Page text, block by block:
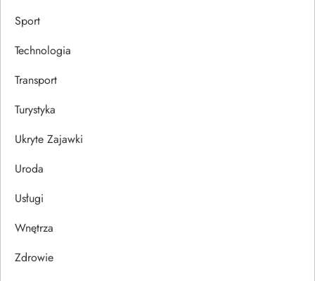
Sport
Technologia
Transport
Turystyka
Ukryte Zajawki
Uroda
Usługi
Wnętrza
Zdrowie